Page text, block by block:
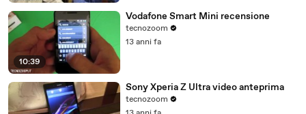
10:39
Vodafone Smart Mini recensione
tecnozoom
13 anni fa
Sony Xperia Z Ultra video anteprima
tecnozoom